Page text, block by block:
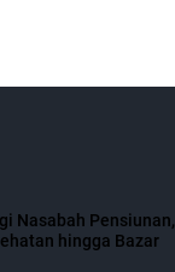
Nasabah Pensiunan,
hingga Bazar